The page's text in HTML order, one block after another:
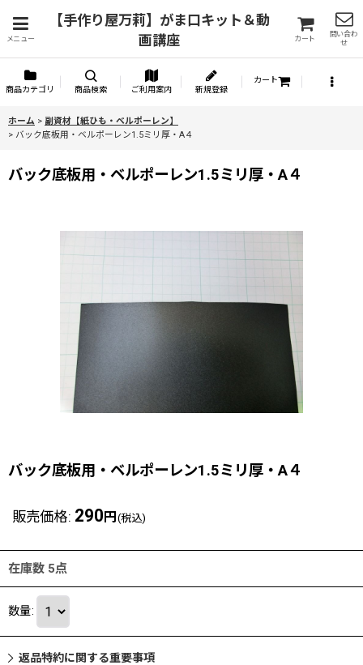
メニュー
【手作り屋万莉】がま口キット＆動
画講座
カート
問い合わ
せ
商品カテゴリ 商品検索 ご利用案内 新規登録
カート
ホーム > 副資材【紙ひも・ベルポーレン】
> バック底板用・ベルポーレン1.5ミリ厚・A４
バック底板用・ベルポーレン1.5ミリ厚・A４
バック底板用・ベルポーレン1.5ミリ厚・A４
販売価格: 290 円 (税込)
在庫数 5点
数量:
返品特約に関する重要事項